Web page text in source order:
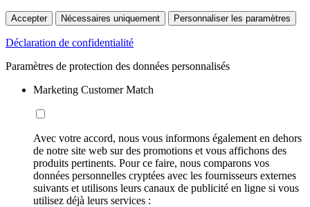
Accepter Nécessaires uniquement Personnaliser les paramètres
Déclaration de confidentialité
Paramètres de protection des données personnalisés
Marketing Customer Match
Avec votre accord, nous vous informons également en dehors
de notre site web sur des promotions et vous affichons des
produits pertinents. Pour ce faire, nous comparons vos
données personnelles cryptées avec les fournisseurs externes
suivants et utilisons leurs canaux de publicité en ligne si vous
utilisez déjà leurs services :